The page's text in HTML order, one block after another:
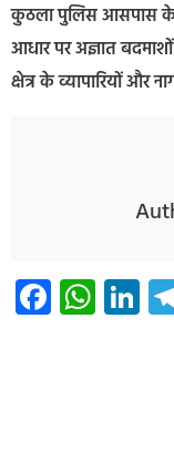
कुठला पुलिस आसपास के
आधार पर अज्ञात
क्षेत्र के व्यापारियों और